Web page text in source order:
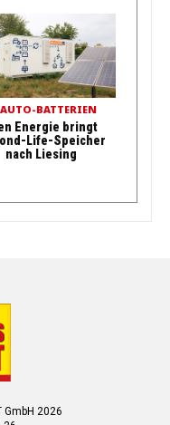
BATTERIEN
Energie bringt
Life-Speicher
nach Liesing
GmbH 2026